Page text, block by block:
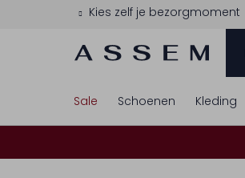
Kies zelf je bezorgmoment
Sale Schoenen Kleding